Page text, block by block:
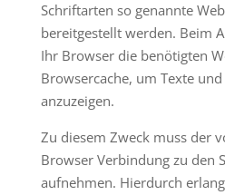
Schriftarten so genannte
bereitgestellt werden. Beim
Ihr Browser die benötigten
Browsercache, um Texte
anzuzeigen.
Zu diesem Zweck muss der
Browser Verbindung zu den
aufnehmen. Hierdurch